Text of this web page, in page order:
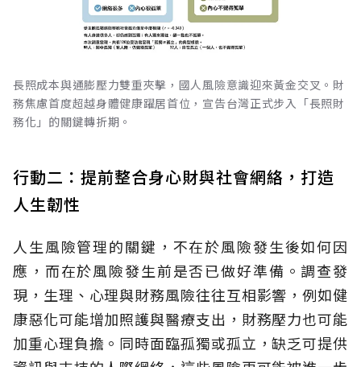
長照成本與通膨壓力雙重夾擊，國人風險意識迎來黃金交叉。財
務焦慮首度超越身體健康躍居首位，宣告台灣正式步入「長照財
務化」的關鍵轉折期。
行動二：提前整合身心財與社會網絡，打造
人生韌性
人生風險管理的關鍵，不在於風險發生後如何因
應，而在於風險發生前是否已做好準備。調查發
現，生理、心理與財務風險往往互相影響，例如健
康惡化可能增加照護與醫療支出，財務壓力也可能
加重心理負擔。同時面臨孤獨或孤立，缺乏可提供